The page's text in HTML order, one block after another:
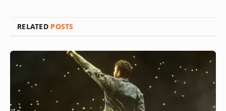
RELATED POSTS